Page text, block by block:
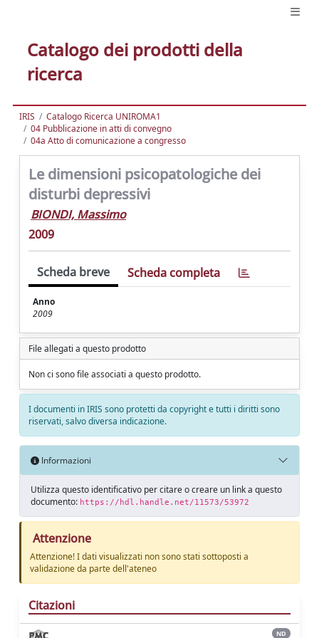
Catalogo dei prodotti della
ricerca
IRIS
Catalogo Ricerca UNIROMA1
04 Pubblicazione in atti di convegno
04a Atto di comunicazione a congresso
Le dimensioni psicopatologiche dei
disturbi depressivi
BIONDI, Massimo
2009
Scheda breve Scheda completa
Anno
2009
File allegati a questo prodotto
Non ci sono file associati a questo prodotto.
I documenti in IRIS sono protetti da copyright e tutti i diritti sono
riservati, salvo diversa indicazione.
Informazioni
Utilizza questo identificativo per citare o creare un link a questo
documento: https://hdl.handle.net/11573/53972
Attenzione
Attenzione! I dati visualizzati non sono stati sottoposti a
validazione da parte dell'ateneo
Citazioni
ND